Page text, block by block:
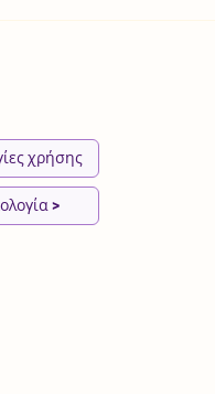
χρήσης
>